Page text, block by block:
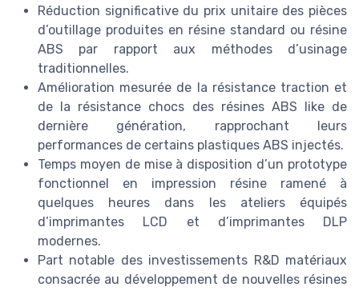
Réduction significative du prix unitaire des pièces
d’outillage produites en résine standard ou résine
ABS par rapport aux méthodes d’usinage
traditionnelles.
Amélioration mesurée de la résistance traction et
de la résistance chocs des résines ABS like de
dernière génération, rapprochant leurs
performances de certains plastiques ABS injectés.
Temps moyen de mise à disposition d’un prototype
fonctionnel en impression résine ramené à
quelques heures dans les ateliers équipés
d’imprimantes LCD et d’imprimantes DLP
modernes.
Part notable des investissements R&D matériaux
consacrée au développement de nouvelles résines